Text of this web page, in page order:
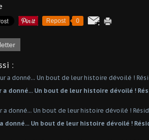
Repost 0
:
a donné... Un bout de leur histoire dévoilé !
donné... Un bout de leur histoire dévoilé !